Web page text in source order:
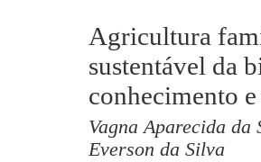
Agricultura
sustentável da
conhecimento
Vagna Aparecida
Everson da Silva